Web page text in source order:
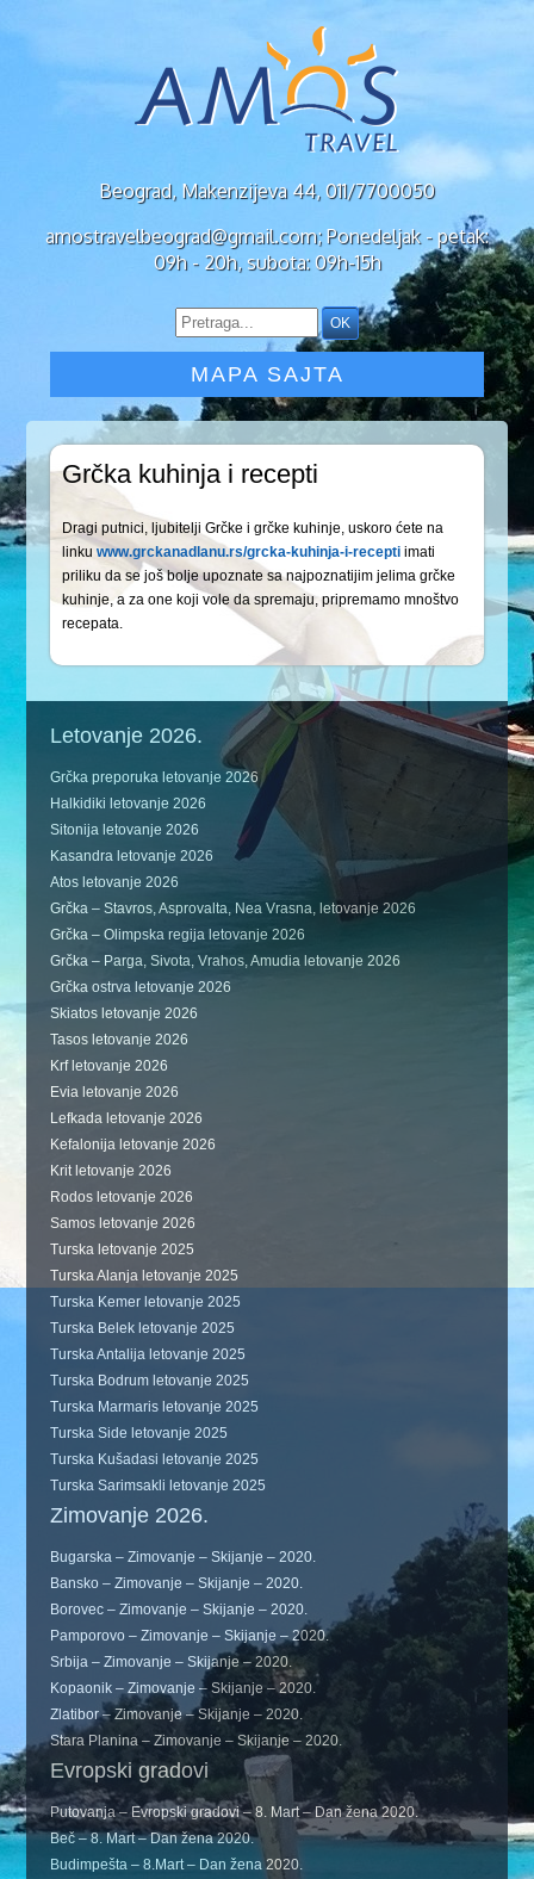
Beograd, Makenzijeva 44, 011/7700050
amostravelbeograd@gmail.com; Ponedeljak - petak:
09h - 20h, subota: 09h-15h
MAPA SAJTA
Grčka kuhinja i recepti
Dragi putnici, ljubitelji Grčke i grčke kuhinje, uskoro ćete na
linkuwww.grckanadlanu.rs/grcka-kuhinja-i-recepti imati
priliku da se još bolje upoznate sa najpoznatijim jelima grčke
kuhinje, a za one koji vole da spremaju, pripremamo mnoštvo
recepata.
Letovanje 2026.
Grčka preporuka letovanje 2026
Halkidiki letovanje 2026
Sitonija letovanje 2026
Kasandra letovanje 2026
Atos letovanje 2026
Grčka – Stavros, Asprovalta, Nea Vrasna, letovanje 2026
Grčka – Olimpska regija letovanje 2026
Grčka – Parga, Sivota, Vrahos, Amudia letovanje 2026
Grčka ostrva letovanje 2026
Skiatos letovanje 2026
Tasos letovanje 2026
Krf letovanje 2026
Evia letovanje 2026
Lefkada letovanje 2026
Kefalonija letovanje 2026
Krit letovanje 2026
Rodos letovanje 2026
Samos letovanje 2026
Turska letovanje 2025
Turska Alanja letovanje 2025
Turska Kemer letovanje 2025
Turska Belek letovanje 2025
Turska Antalija letovanje 2025
Turska Bodrum letovanje 2025
Turska Marmaris letovanje 2025
Turska Side letovanje 2025
Turska Kušadasi letovanje 2025
Turska Sarimsakli letovanje 2025
Zimovanje 2026.
Bugarska – Zimovanje – Skijanje – 2020.
Bansko – Zimovanje – Skijanje – 2020.
Borovec – Zimovanje – Skijanje – 2020.
Pamporovo – Zimovanje – Skijanje – 2020.
Srbija – Zimovanje – Skijanje – 2020.
Kopaonik – Zimovanje – Skijanje – 2020.
Zlatibor – Zimovanje – Skijanje – 2020.
Stara Planina – Zimovanje – Skijanje – 2020.
Evropski gradovi
Putovanja – Evropski gradovi – 8. Mart – Dan žena 2020.
Beč – 8. Mart – Dan žena 2020.
Budimpešta – 8.Mart – Dan žena 2020.